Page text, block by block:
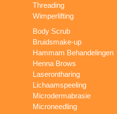
Threading
Wimperlifting
Body Scrub
Bruidsmake-up
Hammam Behandelingen
Henna Brows
Laserontharing
Lichaamspeeling
Microdermabrasie
Microneedling